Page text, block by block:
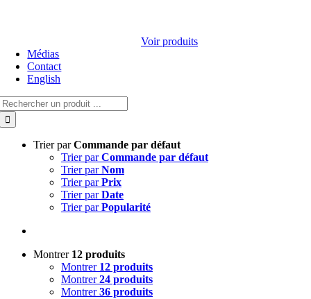
Voir produits
Médias
Contact
English
Trier parCommande par défaut
Trier parCommande par défaut
Trier parNom
Trier parPrix
Trier parDate
Trier parPopularité
Montrer 12 produits
Montrer 12 produits
Montrer24 produits
Montrer36 produits